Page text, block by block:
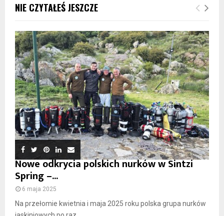
NIE CZYTAŁEŚ JESZCZE
Nowe odkrycia polskich nurków w Sintzi
Spring –...
6 maja 2025
Na przełomie kwietnia i maja 2025 roku polska grupa nurków